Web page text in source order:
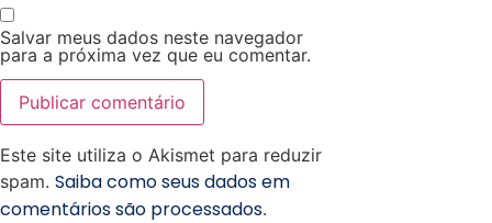
Salvar meus dados neste navegador
para a próxima vez que eu comentar.
Este site utiliza o Akismet para reduzir
spam. Saiba como seus dados em
comentários são processados.